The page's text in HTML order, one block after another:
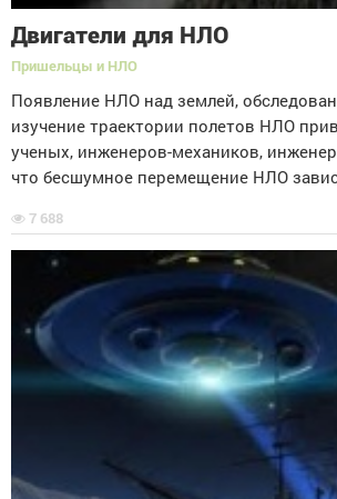
Двигатели для HЛO
Пришельцы и НЛО
Появление НЛО над землей,
изучение траектории полетов НЛО
ученых, инженеров-механиков,
что бесшумное перемещение НЛО
7 688